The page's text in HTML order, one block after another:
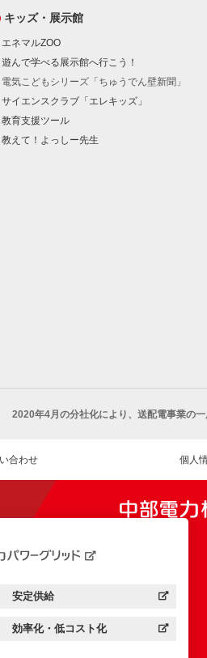
キッズ・展示館
エネマルZOO
遊んで学べる展示館へ行こう！
電気こどもシリーズ「ちゅうでん壁新聞」
サイエンスクラブ「エレキッズ」
教育支援ツール
教えて！よっしー先生
2020年4月の分社化により、 送配電事業の一
合わせ 個人
中部電力パワーグリッド：
安定供給
（新しいウィンドウを開きます）
中部電力パワーグリッド：
効率化・低コスト化
（新しいウィンドウを開きます）